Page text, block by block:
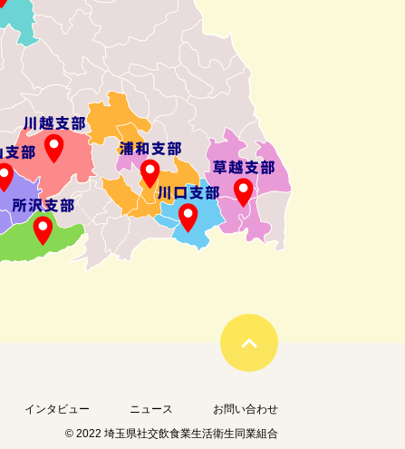
インタビュー ニュース お問い合わせ
© 2022 埼玉県社交飲食業生活衛生同業組合